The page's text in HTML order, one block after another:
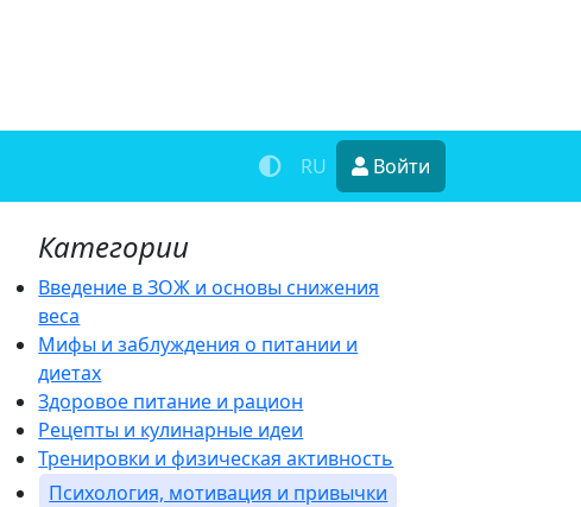
RU Войти
Категории
Введение в ЗОЖ и основы снижения
веса
Мифы и заблуждения о питании и
диетах
Здоровое питание и рацион
Рецепты и кулинарные идеи
Тренировки и физическая активность
Психология, мотивация и привычки